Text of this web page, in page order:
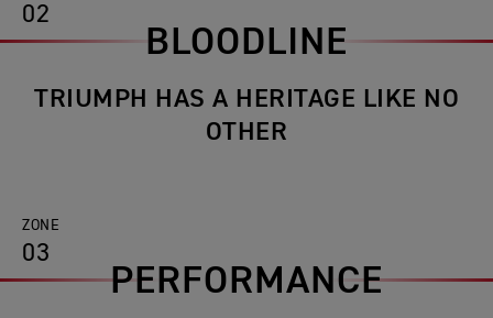
02
BLOODLINE
TRIUMPH HAS A HERITAGE LIKE NO
OTHER
ZONE
03
PERFORMANCE